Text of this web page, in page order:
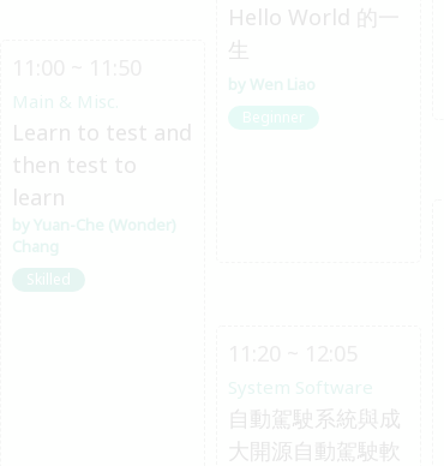
Hello World 的一
生
Wen Liao
Beginner
Main & Misc.
Learn to test and
then test to
learn
Yuan-Che (Wonder)
Chang
Skilled
System Software
自動駕駛系統與成
大開源自動駕駛軟